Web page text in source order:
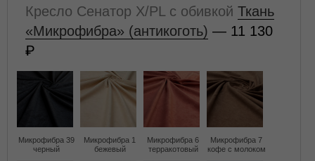
Кресло Сенатор X/PL с обивкой Ткань
«Микрофибра» (антикоготь) — 11 130
Микрофибра 39
черный
Микрофибра 1
бежевый
Микрофибра 6
терракотовый
Микрофибра 7
кофе с молоком